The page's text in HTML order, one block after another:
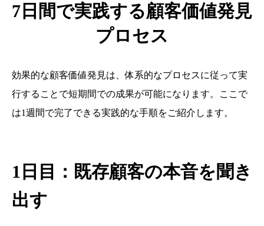
7日間で実践する顧客価値発見
プロセス
効果的な顧客価値発見は、体系的なプロセスに従って実
行することで短期間での成果が可能になります。ここで
は1週間で完了できる実践的な手順をご紹介します。
1日目：既存顧客の本音を聞き
出す